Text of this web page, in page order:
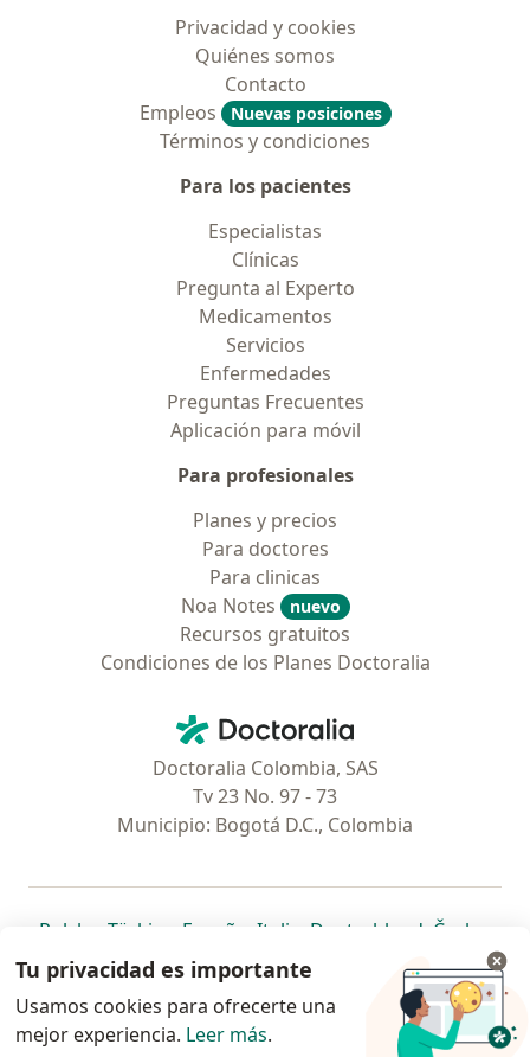
Privacidad y cookies
Quiénes somos
Contacto
Empleos
Nuevas posiciones
Términos y condiciones
Para los pacientes
Especialistas
Clínicas
Pregunta al Experto
Medicamentos
Servicios
Enfermedades
Preguntas Frecuentes
Aplicación para móvil
Para profesionales
Planes y precios
Para doctores
Para clinicas
Noa Notes
nuevo
Recursos gratuitos
Condiciones de los Planes Doctoralia
Doctoralia - Página de inicio
Doctoralia Colombia, SAS
Tv 23 No. 97 - 73
Municipio: Bogotá D.C., Colombia
Polska se abre en una nueva pestaña
Türkiye se abre en una nueva pestaña
España se abre en una nueva pestaña
Italia se abre en una nueva
Deutschlandse abre en
Česko
Portugal
se abre en una nueva pestaña
México se abre en una nueva pestaña
Chile se abre en una nueva pestaña
Brasil se abre en una nueva
se abre en
se
se abre en una nueva
www.doctoralia.co © 2026 - Encuentra tu
Tu privacidad es importante
Usamos cookies para ofrecerte una
mejor experiencia. Leer más.